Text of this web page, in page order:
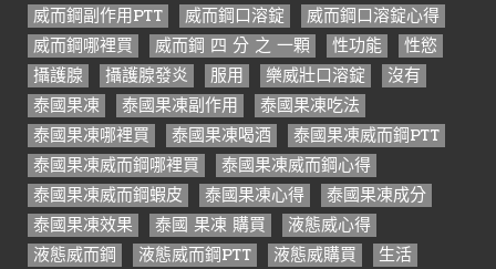
威而鋼副作用PTT
威而鋼口溶錠
威而鋼口溶錠心得
威而鋼哪裡買
威而鋼 四 分 之 一顆 性功能
性慾
攝護腺
攝護腺發炎 服用 樂威壯口溶錠
沒有
泰國果凍
泰國果凍副作用
泰國果凍吃法
泰國果凍哪裡買
泰國果凍喝酒
泰國果凍威而鋼PTT
泰國果凍威而鋼哪裡買
泰國果凍威而鋼心得
泰國果凍威而鋼蝦皮
泰國果凍心得
泰國果凍成分
泰國果凍效果
泰國 果凍 購買
液態威心得
液態威而鋼
液態威而鋼PTT 液態威購買
生活